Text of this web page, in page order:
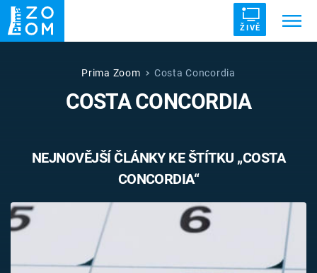
ŽIVĚ
ZRÁDCI UFO DRUHÁ SVĚTOVÁ VÁLKA
VETŘELCI DÁVNOVĚKU
Témata
Pořady
Prima Zoom Costa Concordia
COSTA CONCORDIA
NEJNOVĚJŠÍ ČLÁNKY KE ŠTÍTKU „COSTA
CONCORDIA“